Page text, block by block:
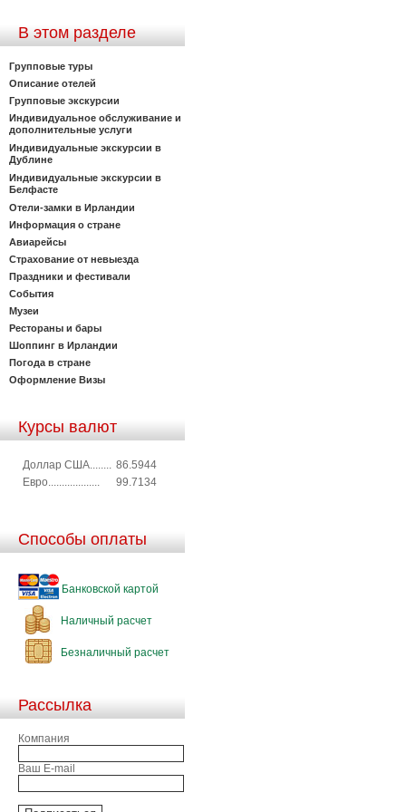
В этом разделе
Групповые туры
Описание отелей
Групповые экскурсии
Индивидуальное обслуживание и
дополнительные услуги
Индивидуальные экскурсии в
Дублине
Индивидуальные экскурсии в
Белфасте
Отели-замки в Ирландии
Информация о стране
Авиарейсы
Страхование от невыезда
Праздники и фестивали
События
Музеи
Рестораны и бары
Шоппинг в Ирландии
Погода в стране
Оформление Визы
Курсы валют
Доллар США........ 86.5944
Евро...................
99.7134
Способы оплаты
Банковской картой
Наличный расчет
Безналичный расчет
Рассылка
Компания
Ваш E-mail